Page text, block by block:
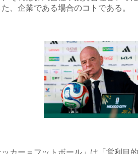
、企業である場合のコトである。
カー＝フットボール」は「営利目的